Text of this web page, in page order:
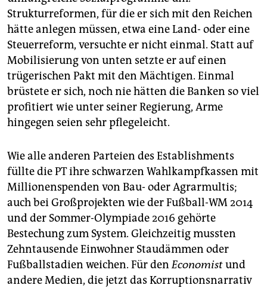
Strukturreformen, für die er sich mit den Reichen
hätte anlegen müssen, etwa eine Land- oder eine
Steuerreform, versuchte er nicht einmal. Statt auf
Mobilisierung von unten setzte er auf einen
trügerischen Pakt mit den Mächtigen. Einmal
brüstete er sich, noch nie hätten die Banken so viel
profitiert wie unter seiner Regierung, Arme
hingegen seien sehr pflege­leicht.
Wie alle anderen Parteien des Establishments
füllte die PT ihre schwarzen Wahlkampfkassen mit
Millionenspenden von Bau- oder Agrarmultis;
auch bei Großprojekten wie der Fußball-WM 2014
und der Sommer-Olympiade 2016 gehörte
Bestechung zum System. Gleichzeitig mussten
Zehntausende Einwohner Staudämmen oder
Fußballstadien weichen. Für denEconomistund
andere Medien, die jetzt das Korruptionsnarrativ